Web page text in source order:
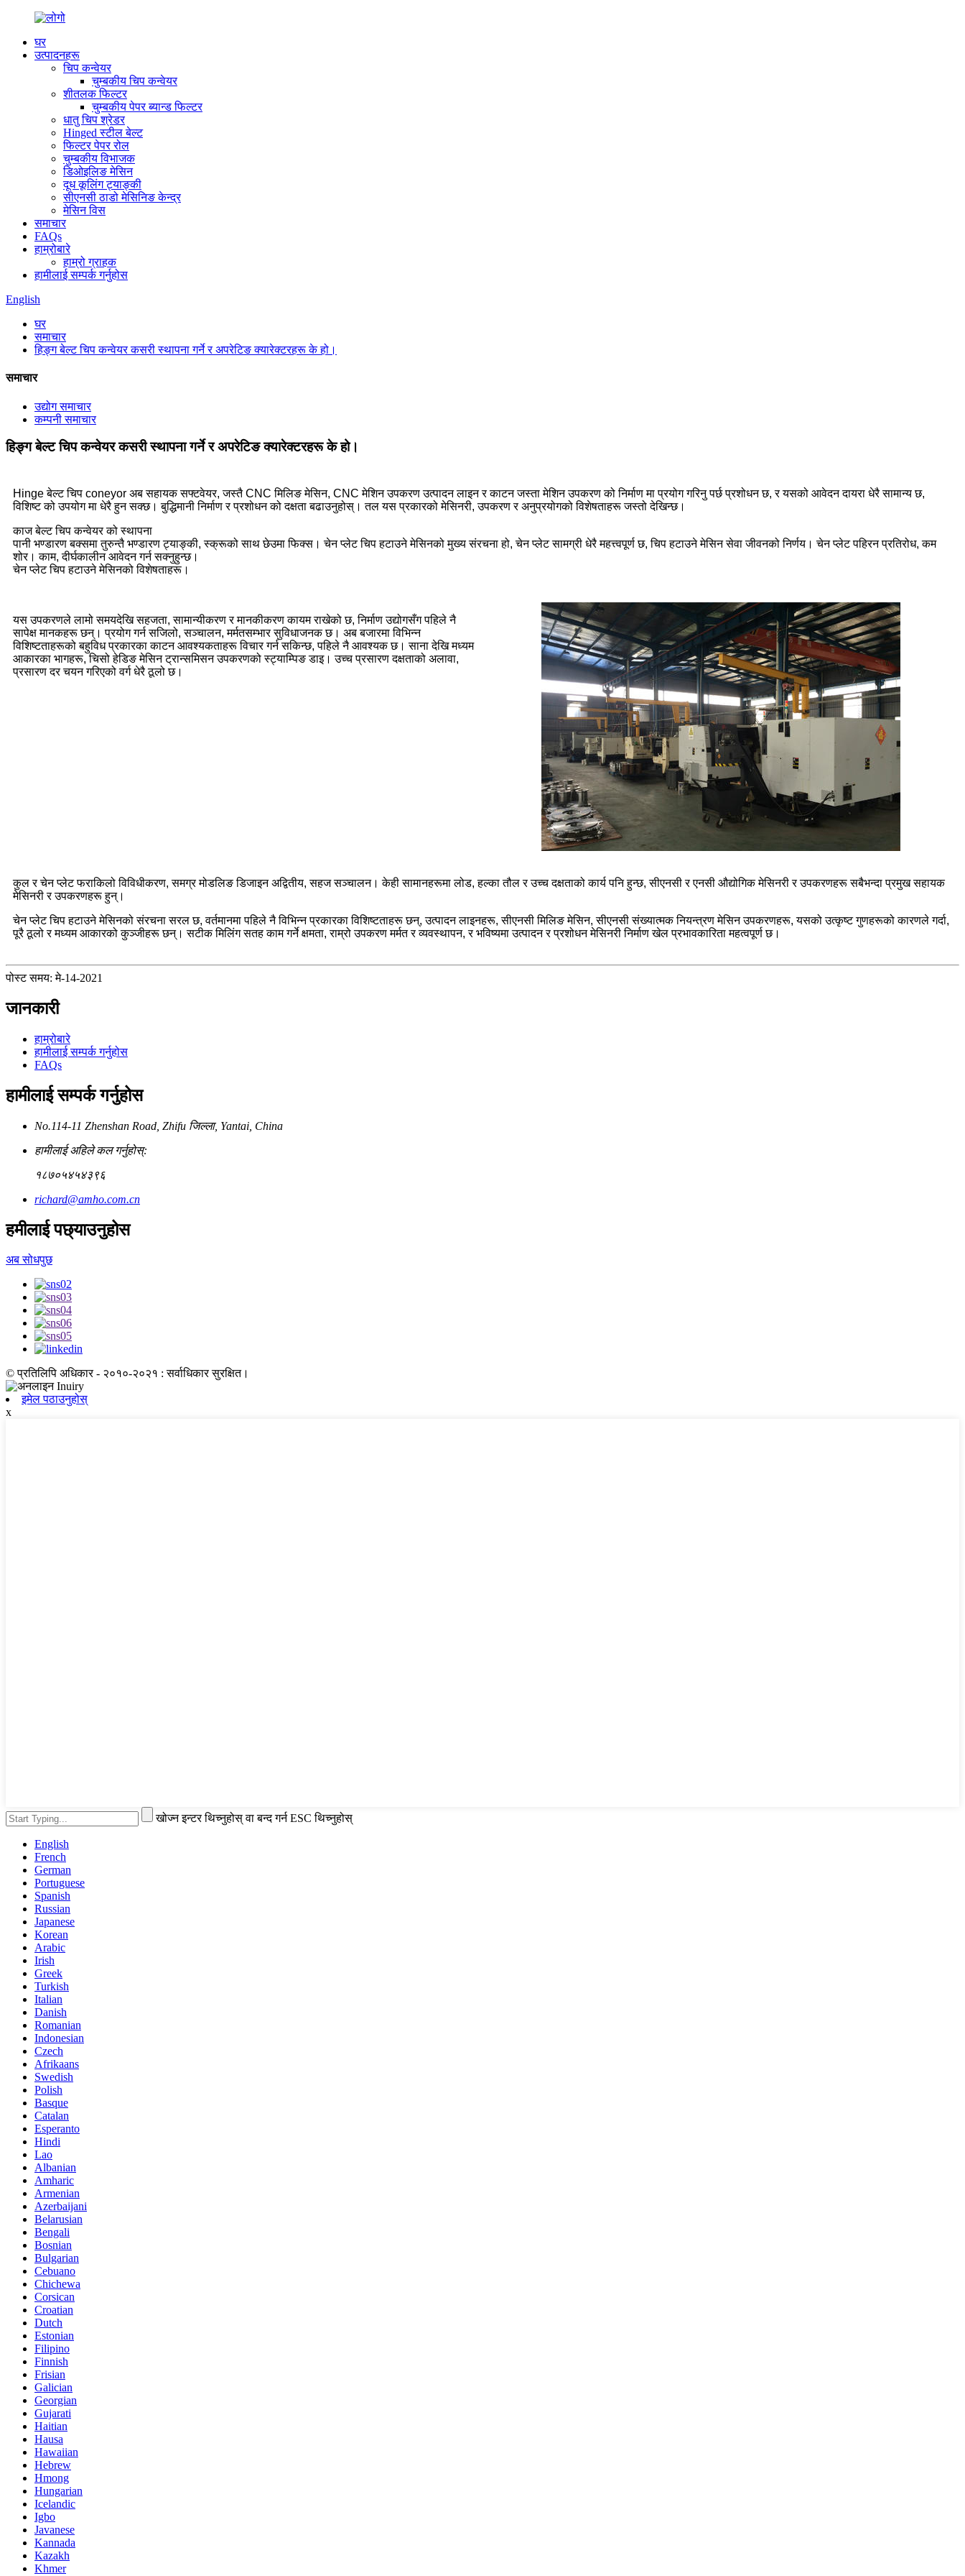
घर
उत्पादनहरू
चिप कन्वेयर
चुम्बकीय चिप कन्वेयर
शीतलक फिल्टर
चुम्बकीय पेपर ब्यान्ड फिल्टर
धातु चिप श्रेडर
Hinged स्टील बेल्ट
फिल्टर पेपर रोल
चुम्बकीय विभाजक
डिओइलिङ मेसिन
दूध कूलिंग ट्याङ्की
सीएनसी ठाडो मेसिनिङ केन्द्र
मेसिन विस
समाचार
FAQs
हाम्रोबारे
हाम्रो ग्राहक
हामीलाई सम्पर्क गर्नुहोस
English
घर
समाचार
हिङ्ग बेल्ट चिप कन्वेयर कसरी स्थापना गर्ने र अपरेटिङ क्यारेक्टरहरू के हो।
समाचार
उद्योग समाचार
कम्पनी समाचार
हिङ्ग बेल्ट चिप कन्वेयर कसरी स्थापना गर्ने र अपरेटिङ क्यारेक्टरहरू के हो।
Hinge बेल्ट चिप coneyor अब सहायक सफ्टवेयर, जस्तै CNC मिलिङ मेसिन, CNC मेशिन उपकरण उत्पादन लाइन र काटन जस्ता मेशिन उपकरण को निर्माण मा प्रयोग गरिनु पर्छ प्रशोधन छ, र यसको आवेदन दायरा धेरै सामान्य छ,
विशिष्ट को उपयोग मा धेरै हुन सक्छ। बुद्धिमानी निर्माण र प्रशोधन को दक्षता बढाउनुहोस्। तल यस प्रकारको मेसिनरी, उपकरण र अनुप्रयोगको विशेषताहरू जस्तो देखिन्छ।
काज बेल्ट चिप कन्वेयर को स्थापना
पानी भण्डारण बक्समा तुरुन्तै भण्डारण ट्याङ्की, स्क्रूको साथ छेउमा फिक्स। चेन प्लेट चिप हटाउने मेसिनको मुख्य संरचना हो, चेन प्लेट सामग्री धेरै महत्त्वपूर्ण छ, चिप हटाउने मेसिन सेवा जीवनको निर्णय। चेन प्लेट पहिरन प्रतिरोध, कम
शोर। काम, दीर्घकालीन आवेदन गर्न सक्नुहुन्छ।
चेन प्लेट चिप हटाउने मेसिनको विशेषताहरू।
यस उपकरणले लामो समयदेखि सहजता, सामान्यीकरण र मानकीकरण कायम राखेको छ, निर्माण उद्योगसँग पहिले नै
सापेक्ष मानकहरू छन्। प्रयोग गर्न सजिलो, सञ्चालन, मर्मतसम्भार सुविधाजनक छ। अब बजारमा विभिन्न
विशिष्टताहरूको बहुविध प्रकारका काटन आवश्यकताहरू विचार गर्न सकिन्छ, पहिले नै आवश्यक छ। साना देखि मध्यम
आकारका भागहरू, चिसो हेडिङ मेसिन ट्रान्समिसन उपकरणको स्ट्याम्पिङ डाइ। उच्च प्रसारण दक्षताको अलावा,
प्रसारण दर चयन गरिएको वर्ग धेरै ठूलो छ।
कुल र चेन प्लेट फराकिलो विविधीकरण, समग्र मोडलिङ डिजाइन अद्वितीय, सहज सञ्चालन। केही सामानहरूमा लोड, हल्का तौल र उच्च दक्षताको कार्य पनि हुन्छ, सीएनसी र एनसी औद्योगिक मेसिनरी र उपकरणहरू सबैभन्दा प्रमुख सहायक
मेसिनरी र उपकरणहरू हुन्।
चेन प्लेट चिप हटाउने मेसिनको संरचना सरल छ, वर्तमानमा पहिले नै विभिन्न प्रकारका विशिष्टताहरू छन्, उत्पादन लाइनहरू, सीएनसी मिलिङ मेसिन, सीएनसी संख्यात्मक नियन्त्रण मेसिन उपकरणहरू, यसको उत्कृष्ट गुणहरूको कारणले गर्दा,
पूरै ठूलो र मध्यम आकारको कुञ्जीहरू छन्। सटीक मिलिंग सतह काम गर्ने क्षमता, राम्रो उपकरण मर्मत र व्यवस्थापन, र भविष्यमा उत्पादन र प्रशोधन मेसिनरी निर्माण खेल प्रभावकारिता महत्वपूर्ण छ।
पोस्ट समय: मे-14-2021
जानकारी
हाम्रोबारे
हामीलाई सम्पर्क गर्नुहोस
FAQs
हामीलाई सम्पर्क गर्नुहोस
No.114-11 Zhenshan Road, Zhifu जिल्ला, Yantai, China
हामीलाई अहिले कल गर्नुहोस्:
१८७०५४५४३९६
richard@amho.com.cn
हमीलाई पछ्याउनुहोस
अब सोधपुछ
© प्रतिलिपि अधिकार - २०१०-२०२१ : सर्वाधिकार सुरक्षित।
इमेल पठाउनुहोस्
x
खोज्न इन्टर थिच्नुहोस् वा बन्द गर्न ESC थिच्नुहोस्
English
French
German
Portuguese
Spanish
Russian
Japanese
Korean
Arabic
Irish
Greek
Turkish
Italian
Danish
Romanian
Indonesian
Czech
Afrikaans
Swedish
Polish
Basque
Catalan
Esperanto
Hindi
Lao
Albanian
Amharic
Armenian
Azerbaijani
Belarusian
Bengali
Bosnian
Bulgarian
Cebuano
Chichewa
Corsican
Croatian
Dutch
Estonian
Filipino
Finnish
Frisian
Galician
Georgian
Gujarati
Haitian
Hausa
Hawaiian
Hebrew
Hmong
Hungarian
Icelandic
Igbo
Javanese
Kannada
Kazakh
Khmer